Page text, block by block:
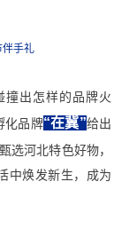
伴手礼
撞出怎样的品牌火
化品牌“在冀”给出
选河北特色好物，
中焕发新生，成为